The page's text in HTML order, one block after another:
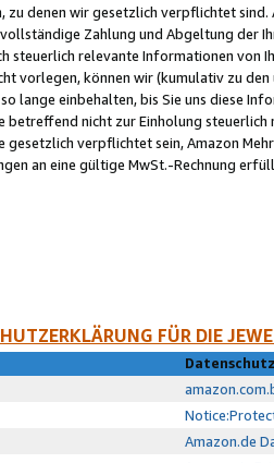
zu denen wir gesetzlich verpflichtet
Zahlung und Abgeltung der
steuerlich relevante Informationen von
vorlegen, können wir (kumulativ zu
lange einbehalten, bis Sie uns diese
betreffend nicht zur Einholung
gesetzlich verpflichtet sein, Amazon
an eine gültige MwSt.-Rechnung
FÜR DIE
Amazon.de